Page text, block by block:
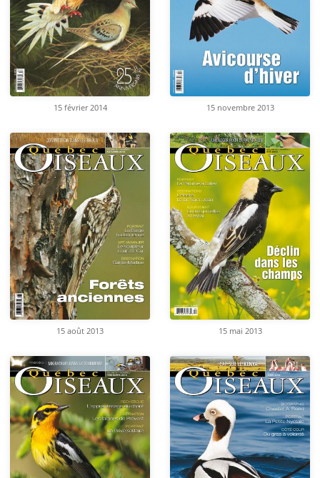
15 février 2014 15 novembre 2013
15 août 2013 15 mai 2013